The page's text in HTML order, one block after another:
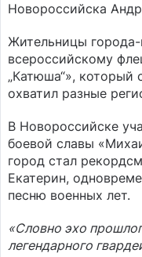
Новороссийска
Жительницы города-
всероссийскому
„Катюша“», который
охватил разные
В Новороссийске
боевой славы
город стал
Екатерин,
песню военных лет.
«Словно эхо
легендарного